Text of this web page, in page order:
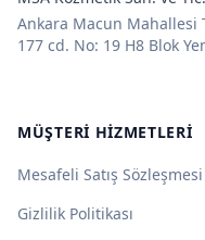
Ankara Macun Mahallesi
177 cd. No: 19 H8 Blok
MÜŞTERI HIZMETLERI
Mesafeli Satış Sözleşmesi
Gizlilik Politikası